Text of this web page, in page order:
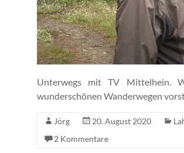
Unterwegs mit TV Mittelhein.
wunderschönen Wanderwegen
Jörg 20. August 2020
2 Kommentare